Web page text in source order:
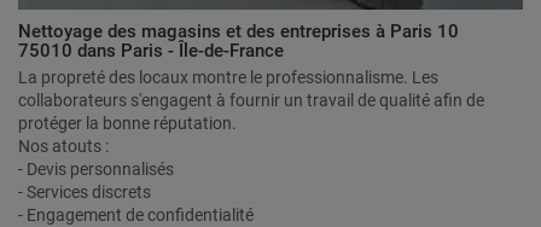
Nettoyage des magasins et des entreprises à Paris 10
75010 dans Paris - Île-de-France
La propreté des locaux montre le professionnalisme. Les
collaborateurs s'engagent à fournir un travail de qualité afin de
protéger la bonne réputation.
Nos atouts :
- Devis personnalisés
- Services discrets
- Engagement de confidentialité